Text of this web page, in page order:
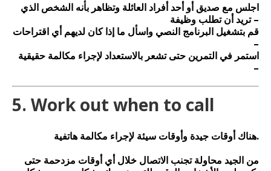
اجلس مع صديق أو أحد أفراد العائلة وتظاهر بأنه الشخص الذي
تريد أن تطلب وظيفة –
قم بتشغيل البرنامج النصي واسأل ما إذا كان لديهم أي اقتراحات
–
استمر في التمرين حتى تشعر بالاستعداد لإجراء مكالمة حقيقية
–
5. Work out when to call
هناك أوقات جيدة وأوقات سيئة لإجراء مكالمة هاتفية.
من الجيد محاولة تجنب الاتصال خلال أي أوقات مزدحمة حتى